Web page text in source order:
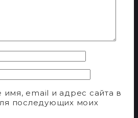
имя, email и адрес сайта в
последующих моих